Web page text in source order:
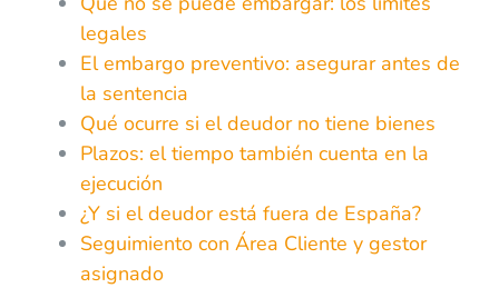
legales
El embargo preventivo: asegurar antes de
la sentencia
Qué ocurre si el deudor no tiene bienes
Plazos: el tiempo también cuenta en la
ejecución
¿Y si el deudor está fuera de España?
Seguimiento con Área Cliente y gestor
asignado